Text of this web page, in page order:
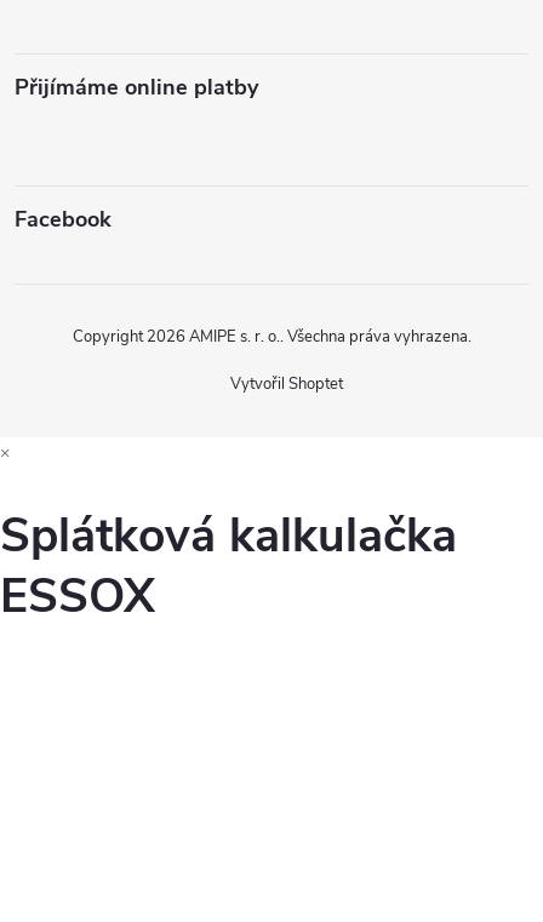
Přijímáme online platby
Facebook
Vytvořil Shoptet
Copyright 2026 AMIPE s. r. o.. Všechna práva vyhrazena.
×
Splátková kalkulačka
ESSOX